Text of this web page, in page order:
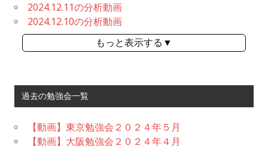
2024.12.11の分析動画
2024.12.10の分析動画
もっと表示する▼
過去の勉強会一覧
【動画】東京勉強会２０２４年５月
【動画】大阪勉強会２０２４年４月